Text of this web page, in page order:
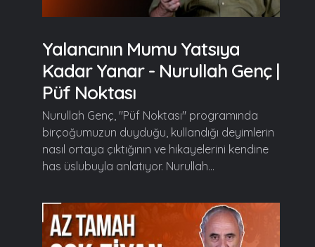
Yalancının Mumu Yatsıya
Kadar Yanar - Nurullah Genç |
Püf Noktası
Nurullah Genç, "Püf Noktası" programında
birçoğumuzun duyduğu, kullandığı deyimlerin
nasıl ortaya çıktığının ve hikayelerini kendine
has üslubuyla anlatıyor. Nurullah...